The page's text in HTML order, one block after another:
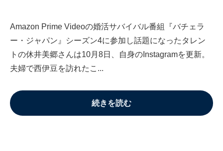
Amazon Prime Videoの婚活サバイバル番組『バチェラ
ー・ジャパン』シーズン4に参加し話題になったタレン
トの休井美郷さんは10月8日、自身のInstagramを更新。
夫婦で西伊豆を訪れたこ...
続きを読む